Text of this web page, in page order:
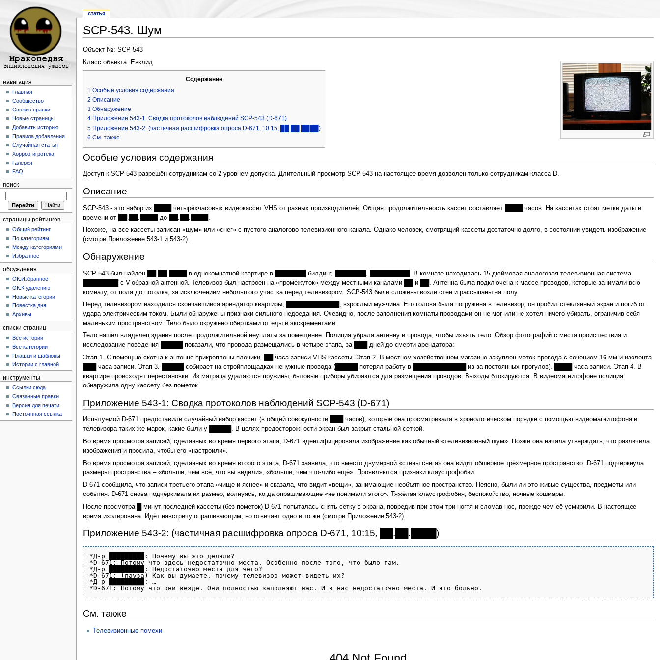
SCP-543. Шум
Объект №: SCP-543
Класс объекта: Евклид
Содержание
1 Особые условия содержания
2 Описание
3 Обнаружение
4 Приложение 543-1: Сводка протоколов наблюдений SCP-543 (D-671)
5 Приложение 543-2: (частичная расшифровка опроса D-671, 10:15, ██.██.████)
6 См. также
Особые условия содержания
Доступ к SCP-543 разрешён сотрудникам со 2 уровнем допуска. Длительный просмотр SCP-543 на настоящее время дозволен только сотрудникам класса D.
Описание
SCP-543 - это набор из ████ четырёхчасовых видеокассет VHS от разных производителей. Общая продолжительность кассет составляет ████ часов. На кассетах стоят метки даты и
времени от ██.██.████ до ██.██.████.
Похоже, на все кассеты записан «шум» или «снег» с пустого аналогово телевизионного канала. Однако человек, смотрящий кассеты достаточно долго, в состоянии увидеть изображение
(смотри Приложение 543-1 и 543-2).
Обнаружение
SCP-543 был найден ██.██.████ в однокомнатной квартире в ███████-билдинг, ███████, █████████. В комнате находилась 15-дюймовая аналоговая телевизионная система
████████ с V-образной антенной. Телевизор был настроен на «промежуток» между местными каналами ██ и ██. Антенна была подключена к массе проводов, которые занимали всю
комнату, от пола до потолка, за исключением небольшого участка перед телевизором. SCP-543 были сложены возле стен и рассыпаны на полу.
Перед телевизором находился скончавшийся арендатор квартиры, ████████████, взрослый мужчина. Его голова была погружена в телевизор; он пробил стеклянный экран и погиб от
удара электрическим током. Были обнаружены признаки сильного недоедания. Очевидно, после заполнения комнаты проводами он не мог или не хотел ничего убирать, ограничив себя
маленьким пространством. Тело было окружено обёртками от еды и экскрементами.
Тело нашёл владелец здания после продолжительной неуплаты за помещение. Полиция убрала антенну и провода, чтобы изъять тело. Обзор фотографий с места происшествия и
исследование поведения █████ показали, что провода размещались в четыре этапа, за ███ дней до смерти арендатора:
Этап 1. С помощью скотча к антенне прикреплены плечики. ██ часа записи VHS-кассеты. Этап 2. В местном хозяйственном магазине закуплен моток провода с сечением 16 мм и изолента.
███ часа записи. Этап 3. █████ собирает на стройплощадках ненужные провода (█████ потерял работу в ████████████ из-за постоянных прогулов). ████ часа записи. Этап 4. В
квартире происходят перестановки. Из матраца удаляются пружины, бытовые приборы убираются для размещения проводов. Выходы блокируются. В видеомагнитофоне полиция
обнаружила одну кассету без пометок.
Приложение 543-1: Сводка протоколов наблюдений SCP-543 (D-671)
Испытуемой D-671 предоставили случайный набор кассет (в общей совокупности ███ часов), которые она просматривала в хронологическом порядке с помощью видеомагнитофона и
телевизора таких же марок, какие были у █████. В целях предосторожности экран был закрыт стальной сеткой.
Во время просмотра записей, сделанных во время первого этапа, D-671 идентифицировала изображение как обычный «телевизионный шум». Позже она начала утверждать, что различила
изображения и просила, чтобы его «настроили».
Во время просмотра записей, сделанных во время второго этапа, D-671 заявила, что вместо двумерной «стены снега» она видит обширное трёхмерное пространство. D-671 подчеркнула
размеры пространства – «больше, чем всё, что вы видели», «больше, чем что-либо ещё». Проявляются признаки клаустрофобии.
D-671 сообщила, что записи третьего этапа «чище и яснее» и сказала, что видит «вещи», занимающие необъятное пространство. Неясно, были ли это живые существа, предметы или
события. D-671 снова подчёркивала их размер, волнуясь, когда опрашивающие «не понимали этого». Тяжёлая клаустрофобия, беспокойство, ночные кошмары.
После просмотра █ минут последней кассеты (без пометок) D-671 попыталась снять сетку с экрана, повредив при этом три ногтя и сломав нос, прежде чем её усмирили. В настоящее
время изолирована. Идёт навстречу опрашивающим, но отвечает одно и то же (смотри Приложение 543-2).
Приложение 543-2: (частичная расшифровка опроса D-671, 10:15, ██.██.████)
*Д-р █████████: Почему вы это делали?
*D-671: Потому что здесь недостаточно места. Особенно после того, что было там.
*Д-р █████████: Недостаточно места для чего?
*D-671: (пауза) Как вы думаете, почему телевизор может видеть их?
*Д-р █████████: …
См. также
Телевизионные помехи
статья
навигация
Главная
Сообщество
Свежие правки
Новые страницы
Добавить историю
Правила добавления
Случайная статья
Хоррор-игротека
Галерея
FAQ
поиск
страницы рейтингов
Общий рейтинг
По категориям
Между категориями
Избранное
обсуждения
ОК:Избранное
ОК:К удалению
Новые категории
Повестка дня
Архивы
списки страниц
Все истории
Все категории
Плашки и шаблоны
Истории с главной
инструменты
Ссылки сюда
Связанные правки
Версия для печати
Постоянная ссылка